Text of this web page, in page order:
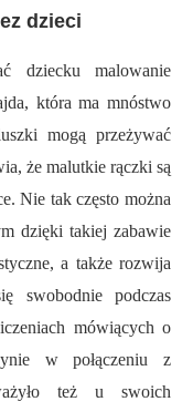
dzieci
dziecku malowanie
która ma mnóstwo
mogą przeżywać
że malutkie rączki są
Nie tak często można
dzięki takiej zabawie
a także rozwija
swobodnie podczas
mówiących o
w połączeniu z
też u swoich